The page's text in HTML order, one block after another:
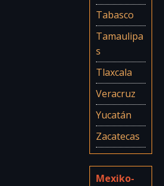
Tabasco
Tamaulipa
s
Tlaxcala
Veracruz
Yucatán
Zacatecas
Mexiko-